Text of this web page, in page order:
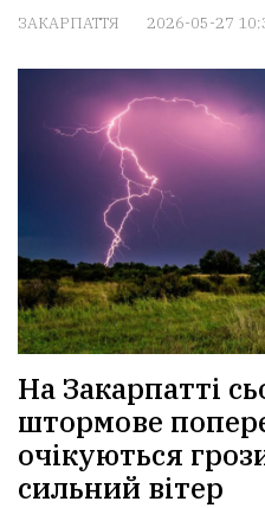
ЗАКАРПАТТЯ 2026-05-27
На Закарпатті
штормове
очікуються
сильний вітер